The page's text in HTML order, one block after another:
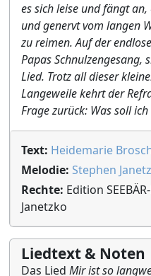
es sich leise und fängt
und genervt vom langen
zu reimen. Auf der
Papas Schnulzengesang,
Lied. Trotz all dieser
Langeweile kehrt der
Frage zurück: Was soll
Text: Heidemarie
Melodie: Stephen
Rechte: Edition
Janetzko
Liedtext & Noten
Das Lied Mir ist so